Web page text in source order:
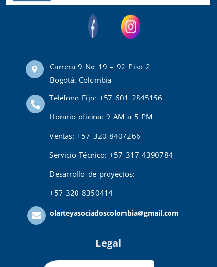
Carrera 9 No 19 – 92 Piso 2
Bogotá, Colombia
Teléfono Fijo: +57 601 2845156
Horario oficina: 9 AM a 5 PM
Ventas: +57 320 8407266
Servicio Técnico: +57 317 4390784
Desarrollo de proyectos:
+57 320 8350414
olarteyasociadoscolombia@gmail.com
Legal